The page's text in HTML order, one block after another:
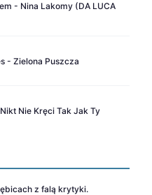
- Nina Lakomy (DA LUCA
- Zielona Puszcza
Nie Kręci Tak Jak Ty
z falą krytyki.